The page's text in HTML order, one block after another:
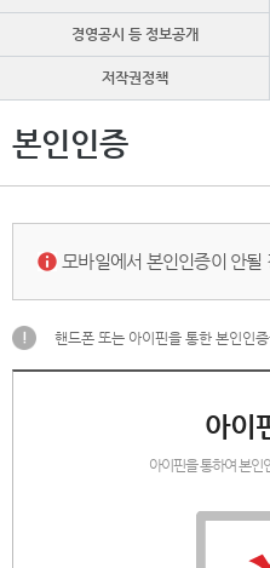
경영공시 등 정보공개
저작권정책
본인인증
모바일에서 본인인증이 안될
핸드폰 또는 아이핀을 통한 본인인
아이
아이핀을 통하여 본인